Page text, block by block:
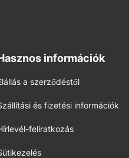
információk
a szerződéstől
és fizetési információk
feliratkozás